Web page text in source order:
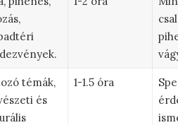
témák,
és
1-1.5 óra